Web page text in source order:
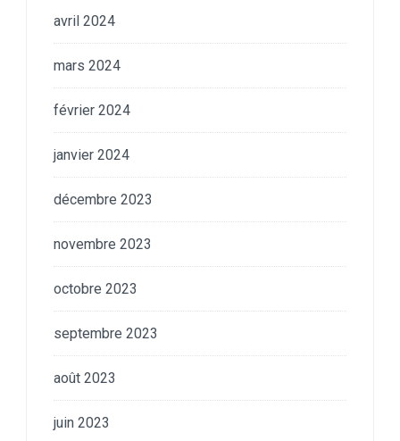
avril 2024
mars 2024
février 2024
janvier 2024
décembre 2023
novembre 2023
octobre 2023
septembre 2023
août 2023
juin 2023